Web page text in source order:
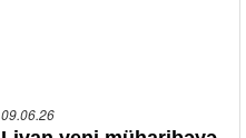
09.06.26